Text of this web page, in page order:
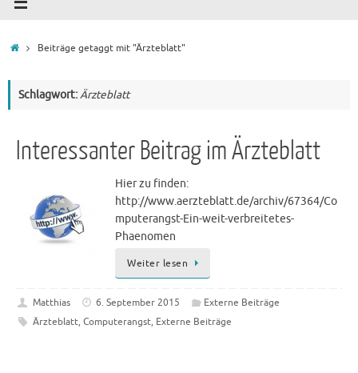
Startseite
Beiträge getaggt mit "Ärzteblatt"
Schlagwort:Ärzteblatt
Interessanter Beitrag im Ärzteblatt
Hier zu finden:
http://www.aerzteblatt.de/archiv/67364/Co
mputerangst-Ein-weit-verbreitetes-
Phaenomen
Weiter lesen
Matthias 6. September 2015
Externe Beiträge
Ärzteblatt, Computerangst, Externe Beiträge